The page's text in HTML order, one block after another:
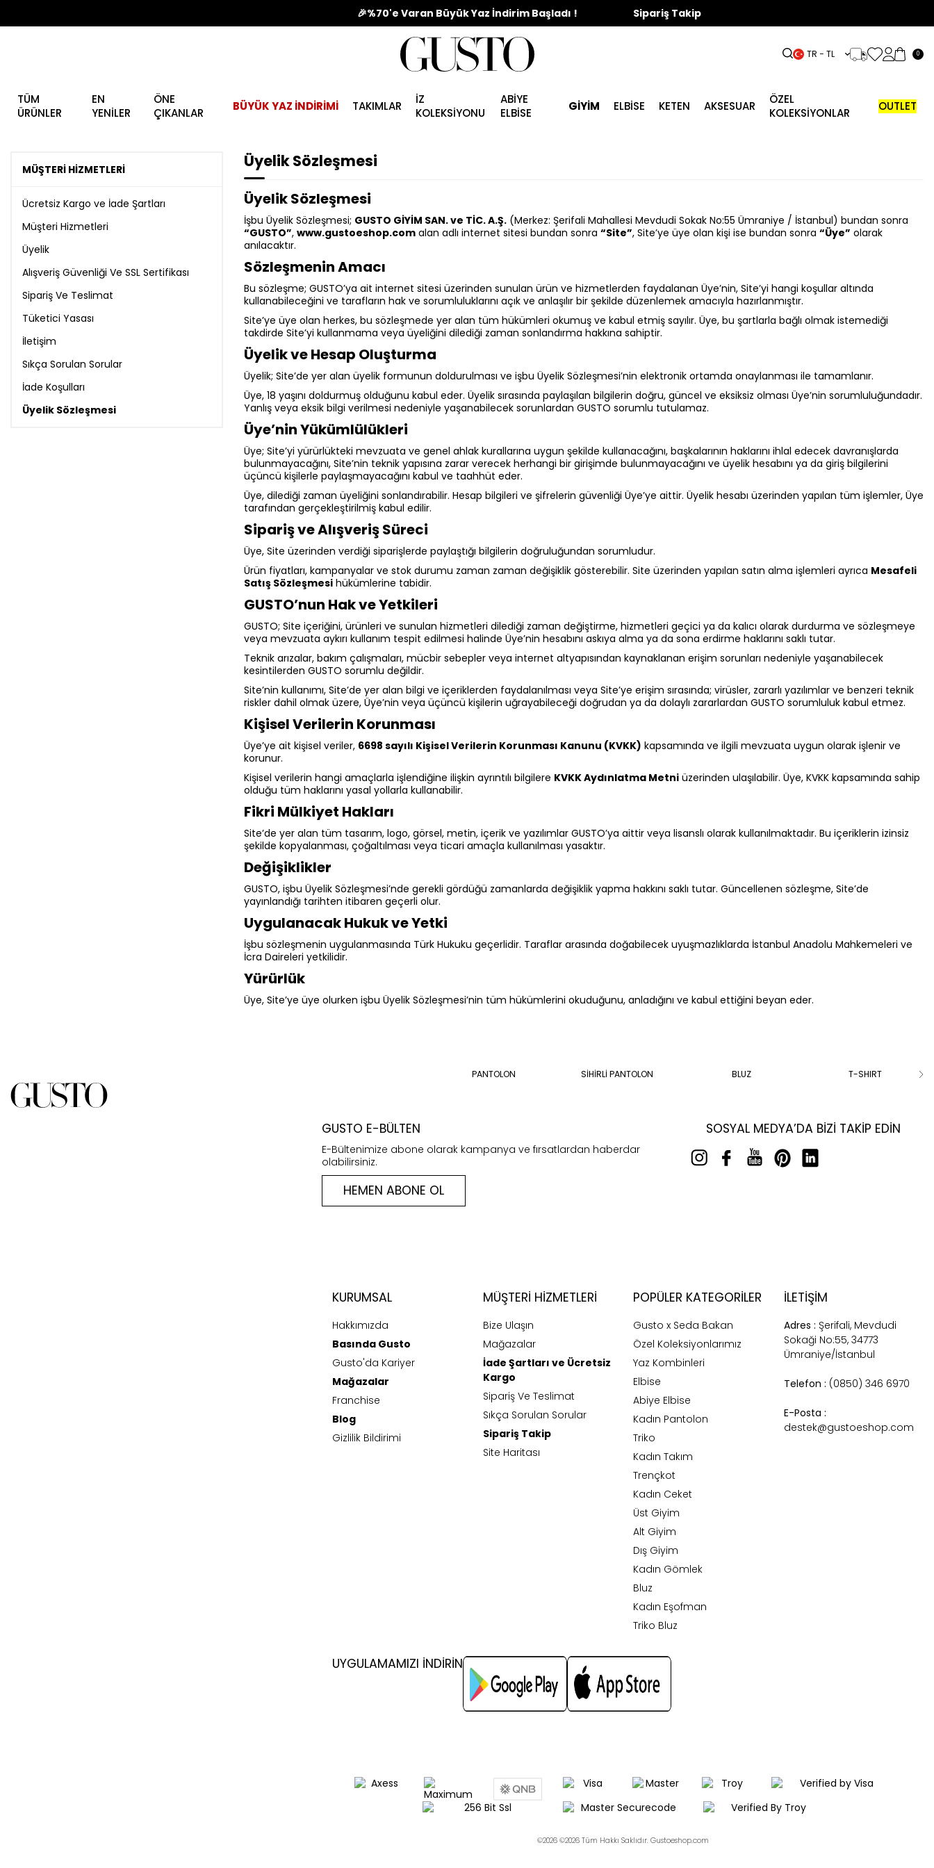
🎉%70'e Varan Büyük Yaz İndirim Başladı ! Sipariş Takip
TR − TL 0
TÜM
ÜRÜNLER
EN
YENİLER
ÖNE
ÇIKANLAR
BÜYÜK YAZ İNDİRİMİ TAKIMLAR
İZ
KOLEKSİYONU
ABİYE
ELBİSE
GİYİM ELBISE KETEN AKSESUAR
ÖZEL
KOLEKSİYONLAR
OUTLET
MÜŞTERI HIZMETLERI
Ücretsiz Kargo ve İade Şartları
Müşteri Hizmetleri
Üyelik
Alışveriş Güvenliği Ve SSL Sertifikası
Sipariş Ve Teslimat
Tüketici Yasası
İletişim
Sıkça Sorulan Sorular
İade Koşulları
Üyelik Sözleşmesi
Üyelik Sözleşmesi
Üyelik Sözleşmesi
İşbu Üyelik Sözleşmesi; GUSTO GİYİM SAN. ve TİC. A.Ş. (Merkez: Şerifali Mahallesi Mevdudi Sokak No:55 Ümraniye / İstanbul) bundan sonra
“GUSTO”, www.gustoeshop.com alan adlı internet sitesi bundan sonra “Site”, Site’ye üye olan kişi ise bundan sonra “Üye” olarak
anılacaktır.
Sözleşmenin Amacı
Bu sözleşme; GUSTO’ya ait internet sitesi üzerinden sunulan ürün ve hizmetlerden faydalanan Üye’nin, Site’yi hangi koşullar altında
kullanabileceğini ve tarafların hak ve sorumluluklarını açık ve anlaşılır bir şekilde düzenlemek amacıyla hazırlanmıştır.
Site’ye üye olan herkes, bu sözleşmede yer alan tüm hükümleri okumuş ve kabul etmiş sayılır. Üye, bu şartlarla bağlı olmak istemediği
takdirde Site’yi kullanmama veya üyeliğini dilediği zaman sonlandırma hakkına sahiptir.
Üyelik ve Hesap Oluşturma
Üyelik; Site’de yer alan üyelik formunun doldurulması ve işbu Üyelik Sözleşmesi’nin elektronik ortamda onaylanması ile tamamlanır.
Üye, 18 yaşını doldurmuş olduğunu kabul eder. Üyelik sırasında paylaşılan bilgilerin doğru, güncel ve eksiksiz olması Üye’nin sorumluluğundadır.
Yanlış veya eksik bilgi verilmesi nedeniyle yaşanabilecek sorunlardan GUSTO sorumlu tutulamaz.
Üye’nin Yükümlülükleri
Üye; Site’yi yürürlükteki mevzuata ve genel ahlak kurallarına uygun şekilde kullanacağını, başkalarının haklarını ihlal edecek davranışlarda
bulunmayacağını, Site’nin teknik yapısına zarar verecek herhangi bir girişimde bulunmayacağını ve üyelik hesabını ya da giriş bilgilerini
üçüncü kişilerle paylaşmayacağını kabul ve taahhüt eder.
Üye, dilediği zaman üyeliğini sonlandırabilir. Hesap bilgileri ve şifrelerin güvenliği Üye’ye aittir. Üyelik hesabı üzerinden yapılan tüm işlemler, Üye
tarafından gerçekleştirilmiş kabul edilir.
Sipariş ve Alışveriş Süreci
Üye, Site üzerinden verdiği siparişlerde paylaştığı bilgilerin doğruluğundan sorumludur.
Ürün fiyatları, kampanyalar ve stok durumu zaman zaman değişiklik gösterebilir. Site üzerinden yapılan satın alma işlemleri ayrıca Mesafeli
Satış Sözleşmesi hükümlerine tabidir.
GUSTO’nun Hak ve Yetkileri
GUSTO; Site içeriğini, ürünleri ve sunulan hizmetleri dilediği zaman değiştirme, hizmetleri geçici ya da kalıcı olarak durdurma ve sözleşmeye
veya mevzuata aykırı kullanım tespit edilmesi halinde Üye’nin hesabını askıya alma ya da sona erdirme haklarını saklı tutar.
Teknik arızalar, bakım çalışmaları, mücbir sebepler veya internet altyapısından kaynaklanan erişim sorunları nedeniyle yaşanabilecek
kesintilerden GUSTO sorumlu değildir.
Site’nin kullanımı, Site’de yer alan bilgi ve içeriklerden faydalanılması veya Site’ye erişim sırasında; virüsler, zararlı yazılımlar ve benzeri teknik
riskler dahil olmak üzere, Üye’nin veya üçüncü kişilerin uğrayabileceği doğrudan ya da dolaylı zararlardan GUSTO sorumluluk kabul etmez.
Kişisel Verilerin Korunması
Üye’ye ait kişisel veriler, 6698 sayılı Kişisel Verilerin Korunması Kanunu (KVKK) kapsamında ve ilgili mevzuata uygun olarak işlenir ve
korunur.
Kişisel verilerin hangi amaçlarla işlendiğine ilişkin ayrıntılı bilgilere KVKK Aydınlatma Metni üzerinden ulaşılabilir. Üye, KVKK kapsamında sahip
olduğu tüm haklarını yasal yollarla kullanabilir.
Fikri Mülkiyet Hakları
Site’de yer alan tüm tasarım, logo, görsel, metin, içerik ve yazılımlar GUSTO’ya aittir veya lisanslı olarak kullanılmaktadır. Bu içeriklerin izinsiz
şekilde kopyalanması, çoğaltılması veya ticari amaçla kullanılması yasaktır.
Değişiklikler
GUSTO, işbu Üyelik Sözleşmesi’nde gerekli gördüğü zamanlarda değişiklik yapma hakkını saklı tutar. Güncellenen sözleşme, Site’de
yayınlandığı tarihten itibaren geçerli olur.
Uygulanacak Hukuk ve Yetki
İşbu sözleşmenin uygulanmasında Türk Hukuku geçerlidir. Taraflar arasında doğabilecek uyuşmazlıklarda İstanbul Anadolu Mahkemeleri ve
İcra Daireleri yetkilidir.
Yürürlük
Üye, Site’ye üye olurken işbu Üyelik Sözleşmesi’nin tüm hükümlerini okuduğunu, anladığını ve kabul ettiğini beyan eder.
PANTOLON SİHİRLİ PANTOLON BLUZ T-SHIRT
GUSTO E-BÜLTEN
E-Bültenimize abone olarak kampanya ve fırsatlardan haberdar
olabilirsiniz.
HEMEN ABONE OL
SOSYAL MEDYA’DA BIZI TAKIP EDIN
KURUMSAL
Hakkımızda
Basında Gusto
Gusto'da Kariyer
Mağazalar
Franchise
Blog
Gizlilik Bildirimi
MÜŞTERI HIZMETLERI
Bize Ulaşın
Mağazalar
İade Şartları ve Ücretsiz
Kargo
Sipariş Ve Teslimat
Sıkça Sorulan Sorular
Sipariş Takip
Site Haritası
POPÜLER KATEGORILER
Gusto x Seda Bakan
Özel Koleksiyonlarımız
Yaz Kombinleri
Elbise
Abiye Elbise
Kadın Pantolon
Triko
Kadın Takım
Trençkot
Kadın Ceket
Üst Giyim
Alt Giyim
Dış Giyim
Kadın Gömlek
Bluz
Kadın Eşofman
Triko Bluz
İLETİŞİM
Adres : Şerifali, Mevdudi
Sokaği No:55, 34773
Ümraniye/İstanbul
Telefon : (0850) 346 6970
E-Posta :
destek@gustoeshop.com
UYGULAMAMIZI İNDİRİN
©2026 ©2026 Tüm Hakkı Saklıdır. Gustoeshop.com